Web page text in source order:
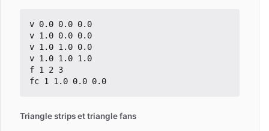
v 0.0 0.0 0.0
v 1.0 0.0 0.0
v 1.0 1.0 0.0
v 1.0 1.0 1.0
f 1 2 3
Triangle strips et triangle fans